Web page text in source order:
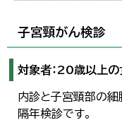
子宮頸がん検診
対象者：20歳以上の
内診と子宮頸部の細
隔年検診です。